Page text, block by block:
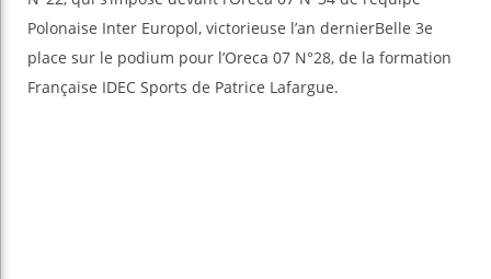
Polonaise Inter Europol, victorieuse l’an dernierBelle 3e
place sur le podium pour l’Oreca 07 N°28, de la formation
Française IDEC Sports de Patrice Lafargue.